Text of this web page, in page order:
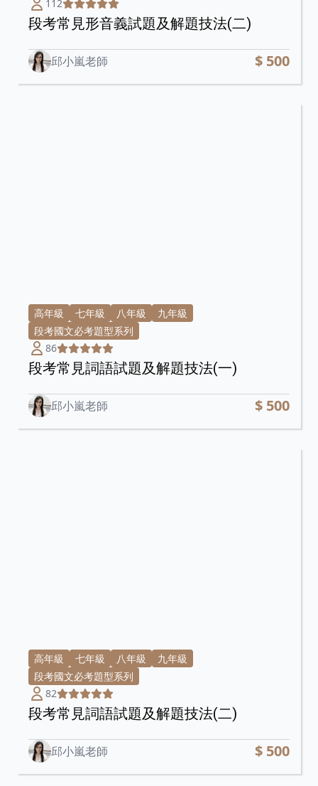
112
段考常見形音義試題及解題技法(二)
邱小嵐老師 $ 500
高年級 七年級 八年級
九年級
段考國文必考題型系列
86
段考常見詞語試題及解題技法(一)
邱小嵐老師 $ 500
高年級 七年級 八年級
九年級
段考國文必考題型系列
82
段考常見詞語試題及解題技法(二)
邱小嵐老師 $ 500